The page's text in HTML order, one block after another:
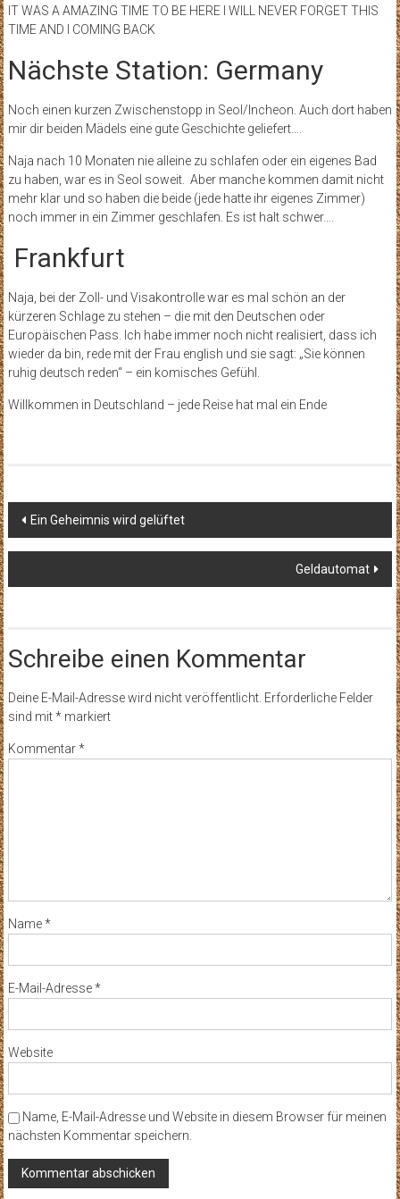
IT WAS A AMAZING TIME TO BE HERE I WILL NEVER FORGET THIS
TIME AND I COMING BACK
Nächste Station: Germany
Noch einen kurzen Zwischenstopp in Seol/Incheon. Auch dort haben
mir dir beiden Mädels eine gute Geschichte geliefert….
Naja nach 10 Monaten nie alleine zu schlafen oder ein eigenes Bad
zu haben, war es in Seol soweit. Aber manche kommen damit nicht
mehr klar und so haben die beide (jede hatte ihr eigenes Zimmer)
noch immer in ein Zimmer geschlafen. Es ist halt schwer….
Frankfurt
Naja, bei der Zoll- und Visakontrolle war es mal schön an der
kürzeren Schlage zu stehen – die mit den Deutschen oder
Europäischen Pass. Ich habe immer noch nicht realisiert, dass ich
wieder da bin, rede mit der Frau english und sie sagt: „Sie können
ruhig deutsch reden“ – ein komisches Gefühl.
Willkommen in Deutschland – jede Reise hat mal ein Ende
Beitragsnavigation
Ein Geheimnis wird gelüftet
Geldautomat
Schreibe einen Kommentar
Deine E-Mail-Adresse wird nicht veröffentlicht. Erforderliche Felder
sind mit*markiert
Kommentar*
Name*
E-Mail-Adresse*
Website
Name, E-Mail-Adresse und Website in diesem Browser für meinen
nächsten Kommentar speichern.